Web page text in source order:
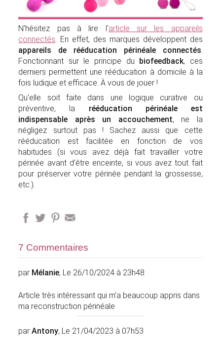
N’hésitez pas à lire l'article sur les appareils
connectés. En effet, des marques développent des
appareils de rééducation périnéale connectés.
Fonctionnant sur le principe du
biofeedback, ces
derniers permettent une rééducation à domicile à la
fois ludique et efficace. À vous de jouer !
Qu'elle soit faite dans une logique curative ou
préventive, la rééducation périnéale est
indispensable après un accouchement, ne la
négligez surtout pas ! Sachez aussi que cette
rééducation est facilitée en fonction de vos
habitudes (si vous avez déjà fait travailler votre
périnée avant d’être enceinte, si vous avez tout fait
pour préserver votre périnée pendant la grossesse,
etc.).
7 Commentaires
par Mélanie, Le 26/10/2024 à 23h48
Article très intéressant qui m’a beaucoup appris dans
ma reconstruction périnéale
parAntony, Le 21/04/2023 à 07h53